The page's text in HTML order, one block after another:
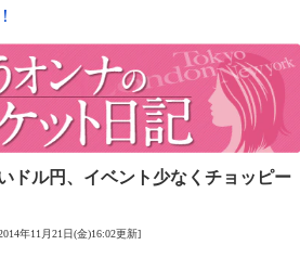
ドル円、 イベント少なくチョッピー
年11月21日(金)16:02更新]